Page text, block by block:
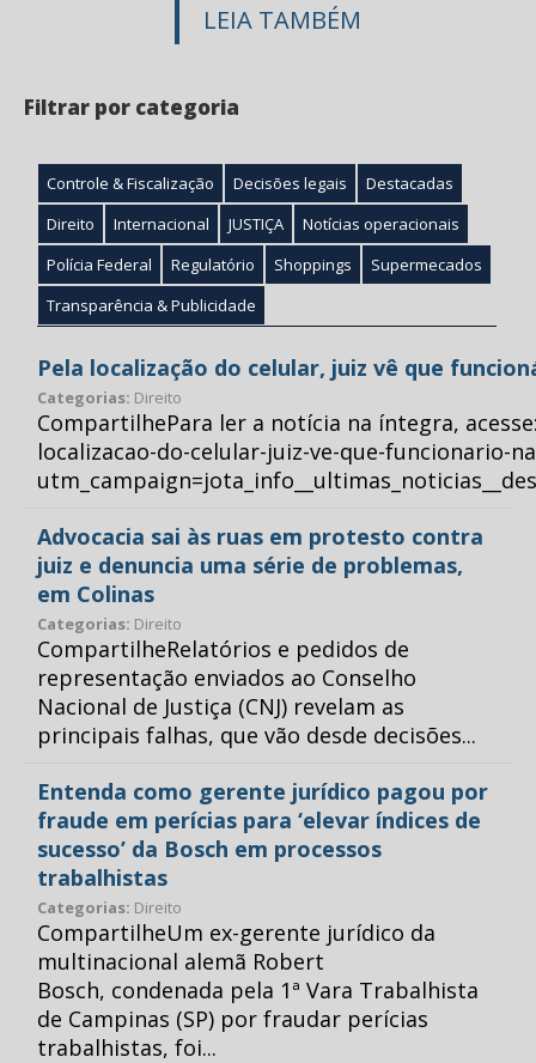
LEIA TAMBÉM
Filtrar por categoria
Controle & Fiscalização Decisões legais
Destacadas
Direito
Internacional JUSTIÇA
Notícias operacionais
Polícia Federal
Regulatório Shoppings
Supermecados
Transparência & Publicidade
Pela localização do celular, juiz vê que
Categorias: Direito
CompartilhePara ler a notícia na íntegra,
localizacao-do-celular-juiz-ve-que-funcionario-
Advocacia sai às ruas em protesto contra
juiz e denuncia uma série de problemas,
em Colinas
Categorias: Direito
CompartilheRelatórios e pedidos de
representação enviados ao Conselho
Nacional de Justiça (CNJ) revelam as
principais falhas, que vão desde decisões...
Entenda como gerente jurídico pagou por
fraude em perícias para ‘elevar índices de
sucesso’ da Bosch em processos
trabalhistas
Categorias: Direito
CompartilheUm ex-gerente jurídico da
multinacional alemã Robert
Bosch, condenada pela 1ª Vara Trabalhista
de Campinas (SP) por fraudar perícias
trabalhistas, foi...